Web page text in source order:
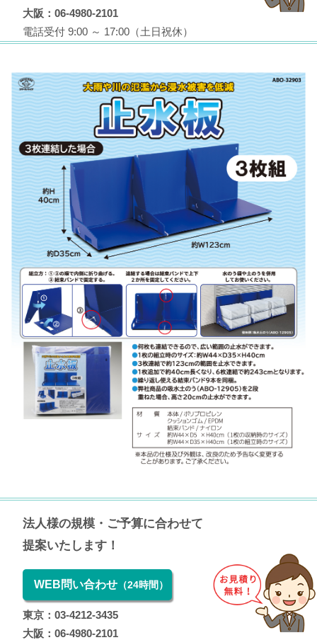
大阪：06-4980-2101
電話受付 9:00 ～ 17:00（土日祝休）
法人様の規模・ご予算に合わせて
提案いたします！
WEB問い合わせ （24時間）
東京：03-4212-3435
大阪：06-4980-2101